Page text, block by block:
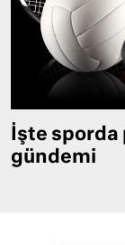
İşte
gündemi